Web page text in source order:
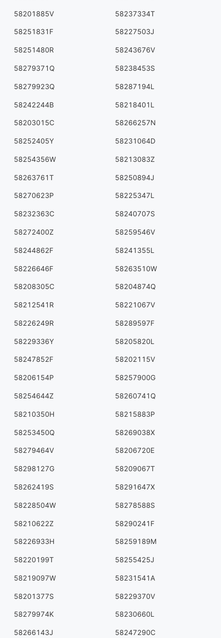
58201885V 58237334T
58251831F 58227503J
58251480R 58243676V
58279371Q 58238453S
58279923Q 58287194L
58242244B 58218401L
58203015C 58266257N
58252405Y 58231064D
58254356W 58213083Z
58263761T 58250894J
58270623P 58225347L
58232363C 58240707S
58272400Z 58259546V
58244862F 58241355L
58226646F 58263510W
58208305C 58204874Q
58212541R 58221067V
58226249R 58289597F
58229336Y 58205820L
58247852F 58202115V
58206154P 58257900G
58254644Z 58260741Q
58210350H 58215883P
58253450Q 58269038X
58279464V 58206720E
58298127G 58209067T
58262419S 58291647X
58228504W 58278588S
58210622Z 58290241F
58226933H 58259189M
58220199T 58255425J
58219097W 58231541A
58201377S 58229370V
58279974K 58230660L
58266143J 58247290C